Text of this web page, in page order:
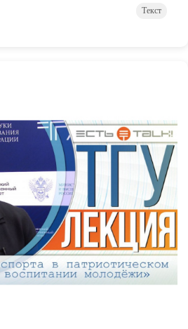
Текст